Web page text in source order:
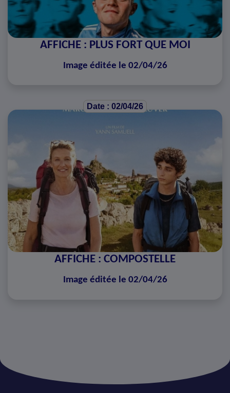
AFFICHE : PLUS FORT QUE MOI
Image éditée le 02/04/26
Date : 02/04/26
AFFICHE : COMPOSTELLE
Image éditée le 02/04/26